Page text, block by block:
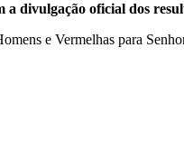
a divulgação oficial dos
e Vermelhas para